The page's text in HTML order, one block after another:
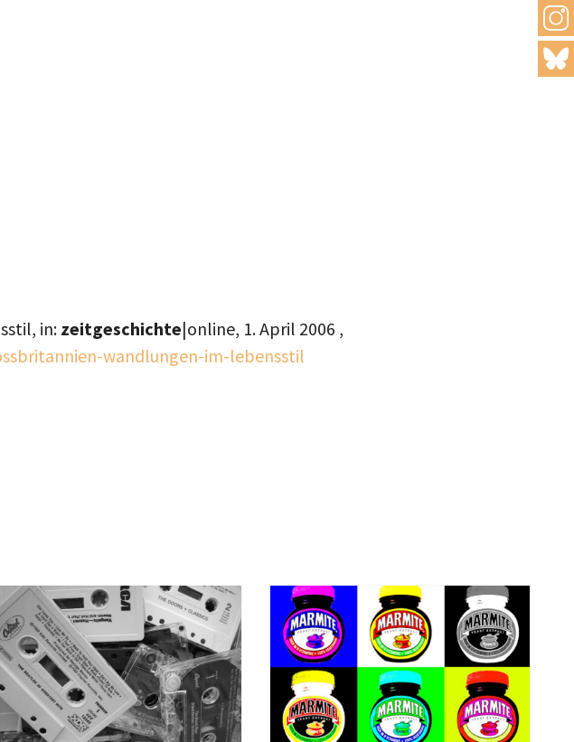
mail
in:zeitgeschichte|online, 1. April 2006 ,
wandlungen-im-lebensstil